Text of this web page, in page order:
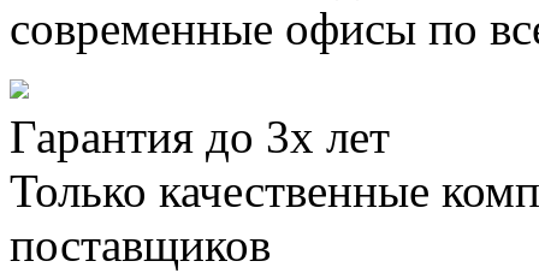
современные офисы по
Гарантия до 3х лет
Только качественные
поставщиков